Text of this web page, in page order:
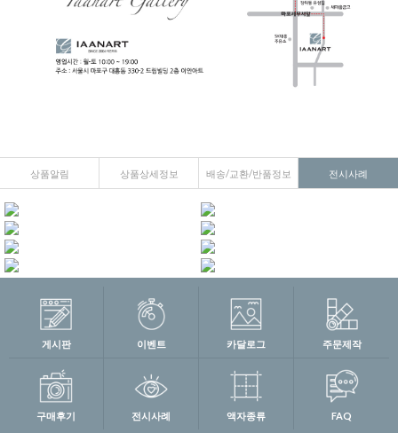
상품알림 상품상세정보 배송/교환/반품정보 전시사례
게시판 이벤트 카달로그 주문제작
구매후기 전시사례 액자종류 FAQ